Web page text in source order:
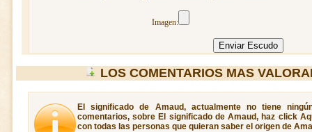
Imagen:
LOS COMENTARIOS MAS
El significado de Amaud, actualmente no tiene
comentarios, sobre El significado de Amaud, haz click
con todas las personas que quieran saber el origen de